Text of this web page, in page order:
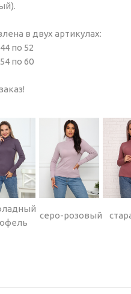
в двух артикулах:
по 52
по 60
серо-розовый